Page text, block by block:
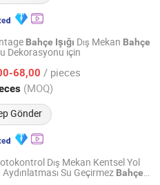
Bahçe Işığı Dış Mekan Bahçe
Dekorasyonu için
68,00 / pieces
(MOQ)
Gönder
Co., Ltd
2025
Dış Mekan Kentsel Yol
Su Geçirmez Bahçe